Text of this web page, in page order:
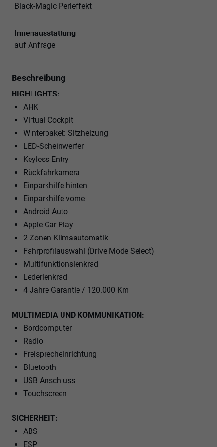
Black-Magic Perleffekt
Innenausstattung
auf Anfrage
Beschreibung
HIGHLIGHTS:
AHK
Virtual Cockpit
Winterpaket: Sitzheizung
LED-Scheinwerfer
Keyless Entry
Rückfahrkamera
Einparkhilfe hinten
Einparkhilfe vorne
Android Auto
Apple Car Play
2 Zonen Klimaautomatik
Fahrprofilauswahl (Drive Mode Select)
Multifunktionslenkrad
Lederlenkrad
4 Jahre Garantie / 120.000 Km
MULTIMEDIA UND KOMMUNIKATION:
Bordcomputer
Radio
Freisprecheinrichtung
Bluetooth
USB Anschluss
Touchscreen
SICHERHEIT:
ABS
ESP